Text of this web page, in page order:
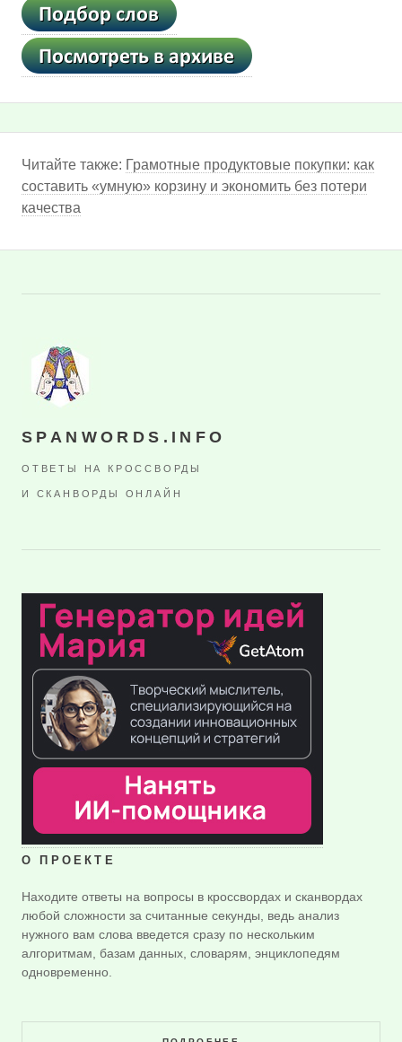
Читайте также: Грамотные продуктовые покупки: как
составить «умную» корзину и экономить без потери
качества
SPANWORDS.INFO
ОТВЕТЫ НА КРОССВОРДЫ
И СКАНВОРДЫ ОНЛАЙН
О ПРОЕКТЕ
Находите ответы на вопросы в кроссвордах и сканвордах
любой сложности за считанные секунды, ведь анализ
нужного вам слова введется сразу по нескольким
алгоритмам, базам данных, словарям, энциклопедям
одновременно.